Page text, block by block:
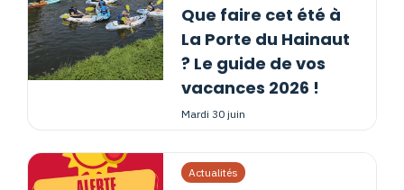
Que faire cet été à
La Porte du Hainaut
? Le guide de vos
vacances 2026 !
mardi 30 juin
Actualités